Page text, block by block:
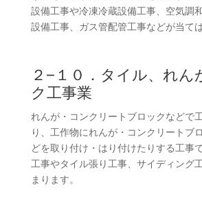
設備工事や冷凍冷蔵設備工事、空気調
設備工事、ガス管配管工事などが当て
２−１０．タイル、れん
ク工事業
れんが・コンクリートブロックなどで
り、工作物にれんが・コンクリートブ
どを取り付け・はり付けたりする工事
工事やタイル張り工事、サイディング
まります。